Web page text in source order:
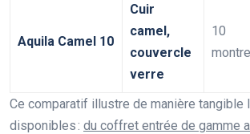
Aquila Camel 10
Cuir
camel,
couvercle
verre
10
Ce comparatif illustre de manière tangible
disponibles : du coffret entrée de gamme